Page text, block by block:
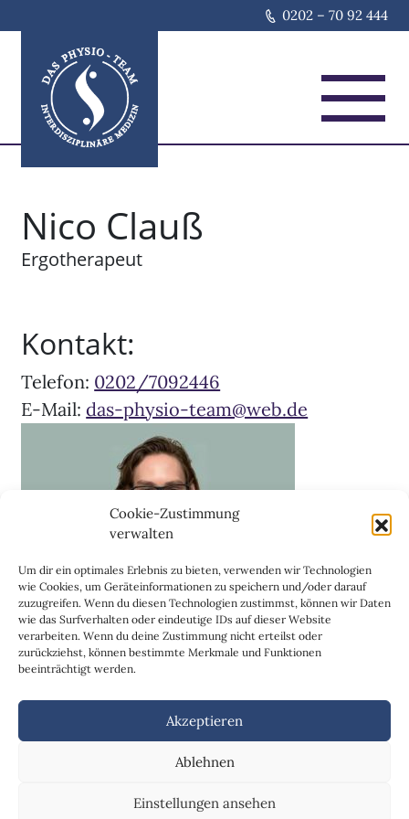
Cookie-Zustimmung
verwalten
Um dir ein optimales Erlebnis zu bieten, verwenden wir Technologien
wie Cookies, um Geräteinformationen zu speichern und/oder darauf
zuzugreifen. Wenn du diesen Technologien zustimmst, können wir Daten
wie das Surfverhalten oder eindeutige IDs auf dieser Website
verarbeiten. Wenn du deine Zustimmung nicht erteilst oder
zurückziehst, können bestimmte Merkmale und Funktionen
beeinträchtigt werden.
Akzeptieren
Ablehnen
Einstellungen ansehen
0202 – 70 92 444
Nico Clauß
Ergotherapeut
Kontakt:
Telefon: 0202/7092446
E-Mail:das-physio-team@web.de
© 2026 - Das Physio-Team